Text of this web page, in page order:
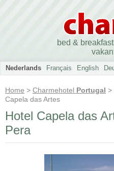
bed &
Nederlands Français English
Home > Charmehotel Portugal >
Capela das Artes
Hotel Capela das
Pera